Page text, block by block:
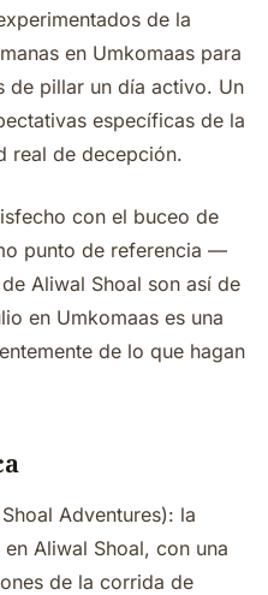
de la
en Umkomaas para
de pillar un día activo. Un
específicas de la
real de decepción.
con el buceo de
punto de referencia —
Aliwal Shoal son así de
en Umkomaas es una
de lo que hagan
Adventures): la
Aliwal Shoal, con una
de la corrida de